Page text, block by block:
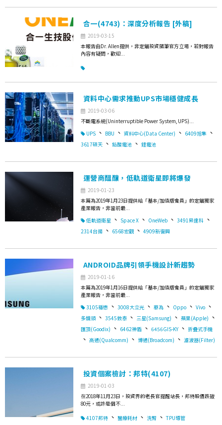
合一(4743)：深度分析報告 [外稿]
2019-03-15
本報告由Dr. Allen提供，非定錨投資隨筆官方立場，若對報告
內容有疑問，歡迎...
資料中心需求推動UPS市場穩健成長
2019-03-06
不斷電系統(Uninterruptible Power System, UPS)...
UPS 、 BBU 、 資料中心(Data Center) 、 6409旭隼 、
3617碩天 、 鉛酸電池 、 鋰電池
運營商醞釀，低軌道衛星即將爆發
2019-01-23
本篇為2019年1月23日提供給「基本/加值版會員」的定錨獨家
產業報告，非當前最...
低軌道衛星 、 Space X 、 OneWeb 、 3491昇達科 、
2314台揚 、 6568宏觀 、 4909新復興
ANDROID品牌引領手機設計新趨勢
2019-01-16
本篇為2019年1月16日提供給「基本/加值版會員」的定錨獨家
產業報告，非當前最...
3105穩懋 、 3008大立光 、 華為 、 Oppo 、 Vivo 、
多鏡頭 、 3545敦泰 、 三星(Samsung) 、 蘋果(Apple) 、
匯頂(Goodix) 、 6462神盾 、 6456GIS-KY 、 折疊式手機
、 高通(Qualcomm) 、 博通(Broadcom) 、 濾波器(Filter)
投資個案檢討：邦特(4107)
2019-01-03
在2018年11月23日，投資界的老長官提醒站長，邦特股價跌破
80元，或許是個不...
4107邦特 、 醫療耗材 、 洗腎 、 TPU導管